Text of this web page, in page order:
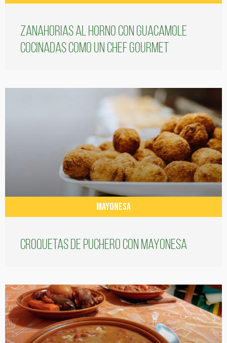
Zanahorias al horno con guacamole
cocinadas como un chef gourmet
MAYONESA
Croquetas de puchero con Mayonesa